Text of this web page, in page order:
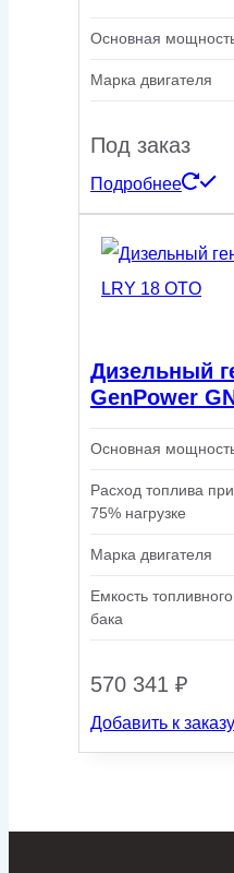
Основная
Марка двигателя
Под заказ
Подробнее
Дизельный
GenPower
Основная
Расход топлива при
75% нагрузке
Марка двигателя
Емкость топливного
бака
570 341 ₽
Добавить к заказу